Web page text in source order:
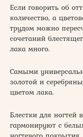
Если говорить об
количество, а
трудом можно
сочетаний
лака много.
Самыми
золотой и
цветом лака.
Блестки для ногтей
гармонируют с